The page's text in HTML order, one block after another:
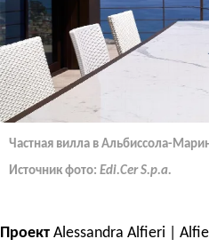
Частная вилла в Альбиссола-
Источник фото: Edi.Cer S.p.a.
ПроектAlessandra Alfieri |